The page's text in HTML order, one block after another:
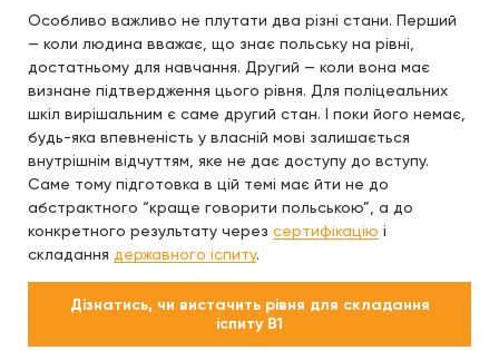
Особливо важливо не плутати два різні стани. Перший
— коли людина вважає, що знає польську на рівні,
достатньому для навчання. Другий — коли вона має
визнане підтвердження цього рівня. Для поліцеальних
шкіл вирішальним є саме другий стан. І поки його немає,
будь-яка впевненість у власній мові залишається
внутрішнім відчуттям, яке не дає доступу до вступу.
Саме тому підготовка в цій темі має йти не до
абстрактного “краще говорити польською”, а до
конкретного результату через сертифікацію і
складання державного іспиту.
Дізнатись, чи вистачить рівня для складання
іспиту B1